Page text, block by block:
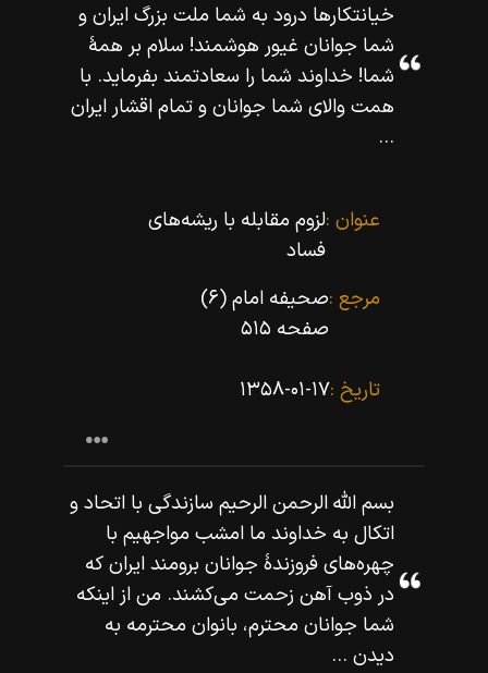
خيانتكارها درود به شما ملت بزرگ ايران و
شما جوانان غيور هوشمند! سلام بر همۀ
شما! خداوند شما را سعادتمند بفرمايد. با
همت والاى شما جوانان و تمام اقشار ايران
...
عنوان :لزوم مقابله با ریشه‌هاى
فساد
مرجع :صحیفه امام (۶)
صفحه ۵۱۵
تاریخ :۱۳۵۸-۰۱-۱۷
بسم اللّه‌ الرحمن الرحيم سازندگى با اتحاد و
اتكال به خداوند ما امشب مواجهيم با
چهره‌هاى فروزندۀ جوانان برومند ايران كه
در ذوب آهن زحمت مى‌كشند. من از اينكه
شما جوانان محترم، بانوان محترمه به
ديدن ...